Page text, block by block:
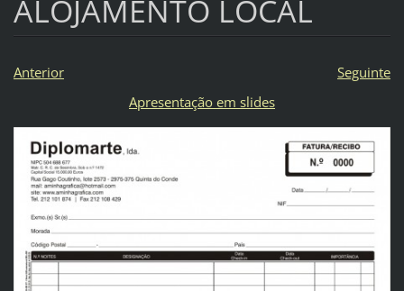
ALOJAMENTO LOCAL
Anterior
Seguinte
Apresentação em slides